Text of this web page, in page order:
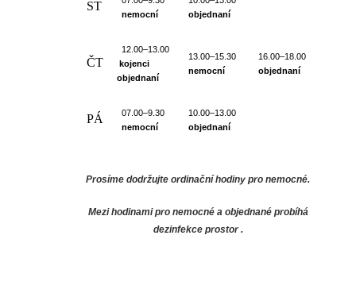
ST
nemocní
objednaní
ČT
12.00–13.00
kojenci
objednaní
13.00–15.30
nemocní
16.00–18.00
objednaní
PÁ
07.00–9.30
nemocní
10.00–13.00
objednaní
Prosíme dodržujte ordinační hodiny pro nemocné.
Mezi hodinami pro nemocné a objednané probíhá
dezinfekce prostor .